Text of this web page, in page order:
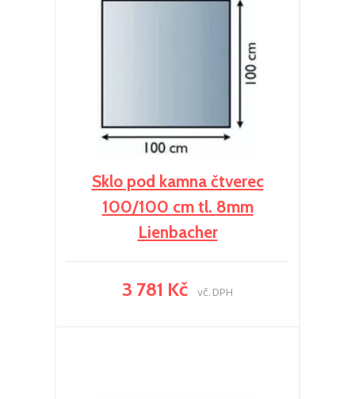
Sklo pod kamna čtverec
100/100 cm tl. 8mm
Lienbacher
3 781 Kč vč. DPH